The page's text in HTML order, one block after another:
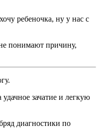
ребеночка, ну у нас с
понимают причину,
зачатие и легкую
диагностики по